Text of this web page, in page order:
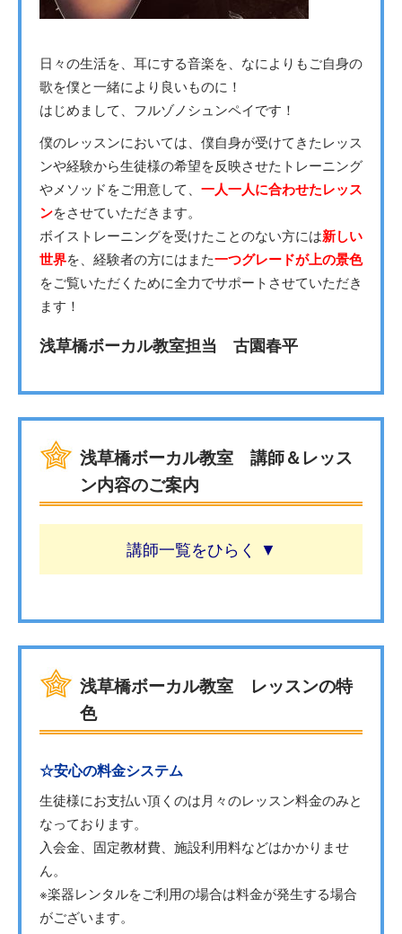
日々の生活を、耳にする音楽を、なによりもご自身の
歌を僕と一緒により良いものに！
はじめまして、フルゾノシュンペイです！
僕のレッスンにおいては、僕自身が受けてきたレッス
ンや経験から生徒様の希望を反映させたトレーニング
やメソッドをご用意して、 一人一人に合わせたレッス
ンをさせていただきます。
ボイストレーニングを受けたことのない方には新しい
世界を、経験者の方にはまた一つグレードが上の景色
をご覧いただくために全力でサポートさせていただき
ます！
浅草橋ボーカル教室担当 古園春平
浅草橋ボーカル教室 講師＆レッス
ン内容のご案内
講師一覧
浅草橋ボーカル教室 レッスンの特
色
☆安心の料金システム
生徒様にお支払い頂くのは月々のレッスン料金のみと
なっております。
入会金、固定教材費、施設利用料などはかかりませ
ん。
※楽器レンタルをご利用の場合は料金が発生する場合
がございます。